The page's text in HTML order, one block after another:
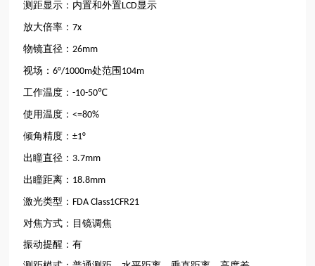
测距显示：内置和外置LCD显示
放大倍率：7x
物镜直径： 26mm
视场：6°/1000m处范围 104m
工作温度：-10-50℃
使用温度：<=80%
倾角精度：±1°
出瞳直径： 3.7mm
出瞳距离： 18.8mm
激光类型： FDA Class1CFR21
对焦方式：目镜调焦
振动提醒：有